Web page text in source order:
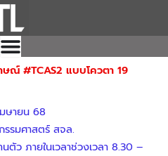
ณ์ #TCAS2 แบบโควตา 19
ษายน 68
รมศาสตร์ สจล.
ตัว ภายในเวลาช่วงเวลา 8.30 –